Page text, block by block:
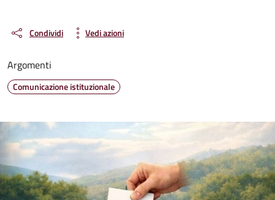
Condividi Vedi azioni
Argomenti
Comunicazione istituzionale